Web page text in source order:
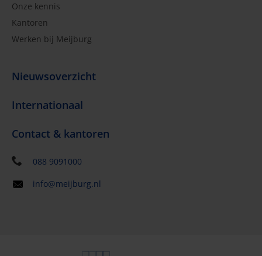
Onze kennis
Kantoren
Werken bij Meijburg
Nieuwsoverzicht
Internationaal
Contact & kantoren
088 9091000
info@meijburg.nl